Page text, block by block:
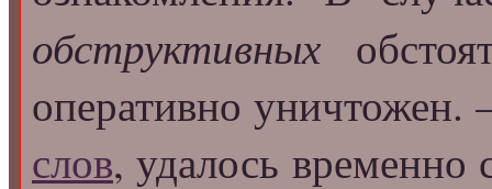
обструктивных
оперативно
слов, удалось временно